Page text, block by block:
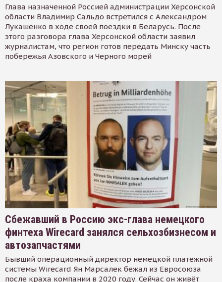
Глава назначенной Россией администрации Херсонской
области Владимир Сальдо встретился с Александром
Лукашенко в ходе своей поездки в Беларусь. После
этого разговора глава Херсонской области заявил
журналистам, что регион готов передать Минску часть
побережья Азовского и Черного морей
Сбежавший в Россию экс-глава немецкого
финтеха Wirecard занялся сельхозбизнесом и
автозапчастями
Бывший операционный директор немецкой платёжной
системы Wirecard Ян Марсалек бежал из Евросоюза
после краха компании в 2020 году. Сейчас он живёт